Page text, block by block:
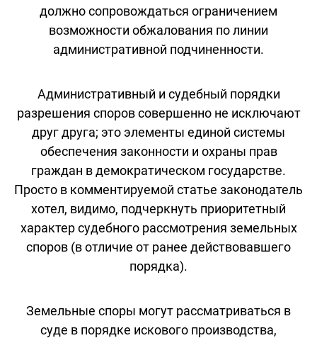
должно сопровождаться ограничением
возможности обжалования по линии
административной подчиненности.
Административный и судебный порядки
разрешения споров совершенно не исключают
друг друга; это элементы единой системы
обеспечения законности и охраны прав
граждан в демократическом государстве.
Просто в комментируемой статье законодатель
хотел, видимо, подчеркнуть приоритетный
характер судебного рассмотрения земельных
споров (в отличие от ранее действовавшего
порядка).
Земельные споры могут рассматриваться в
суде в порядке искового производства,